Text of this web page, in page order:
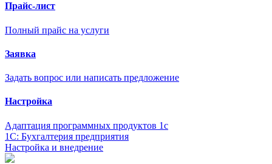
Прайс-лист
Полный прайс на услуги
Заявка
Задать вопрос или написать предложение
Настройка
Адаптация программных продуктов 1с
1С: Бухгалтерия предприятия
Настройка и внедрение